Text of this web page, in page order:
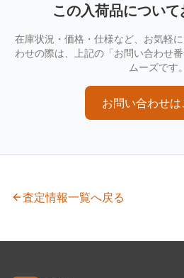
この入荷品につい
在庫状況・価格・仕様など、お気軽
わせの際は、上記の「お問い合わせ
ムーズです。
お問い合わせは
査定情報一覧へ戻る